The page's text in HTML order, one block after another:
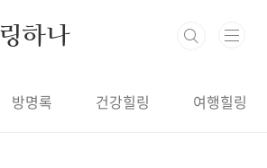
하나
방명록 건강힐링 여행힐링